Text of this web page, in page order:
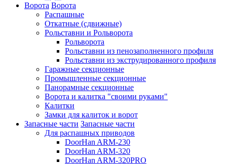
Ворота Ворота
Распашные
Откатные (сдвижные)
Рольставни и Рольворота
Рольворота
Рольставни из пенозаполненного профиля
Рольставни из экструдированного профиля
Гаражные секционные
Промышленные секционные
Панорамные секционные
Ворота и калитка "своими руками"
Калитки
Замки для калиток и ворот
Запасные части Запасные части
Для распашных приводов
DoorHan ARM-230
DoorHan ARM-320
DoorHan ARM-320PRO